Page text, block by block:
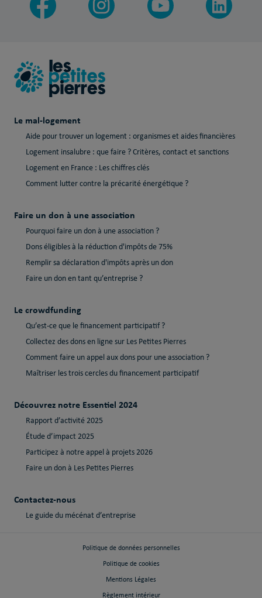
Le mal-logement
Aide pour trouver un logement : organismes et aides financières
Logement insalubre : que faire ? Critères, contact et sanctions
Logement en France : Les chiffres clés
Comment lutter contre la précarité énergétique ?
Faire un don à une association
Pourquoi faire un don à une association ?
Dons éligibles à la réduction d'impôts de 75%
Remplir sa déclaration d'impôts après un don
Faire un don en tant qu’entreprise ?
Le crowdfunding
Qu’est-ce que le financement participatif ?
Collectez des dons en ligne sur Les Petites Pierres
Comment faire un appel aux dons pour une association ?
Maîtriser les trois cercles du financement participatif
Découvrez notre Essentiel 2024
Rapport d’activité 2025
Étude d’impact 2025
Participez à notre appel à projets 2026
Faire un don à Les Petites Pierres
Contactez-nous
Le guide du mécénat d’entreprise
Politique de données personnelles
Politique de cookies
Mentions Légales
Règlement intérieur